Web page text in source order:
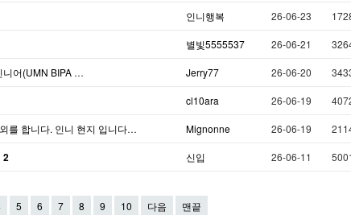
인니행복 26-06-23
별빛5555537 26-06-21
니어(UMN BIPA … Jerry77 26-06-20
cl10ara 26-06-19
를 합니다. 인니 현지 입니다… Mignonne 26-06-19
2 신입 26-06-11
5 6 7 8 9 10 다음 맨끝